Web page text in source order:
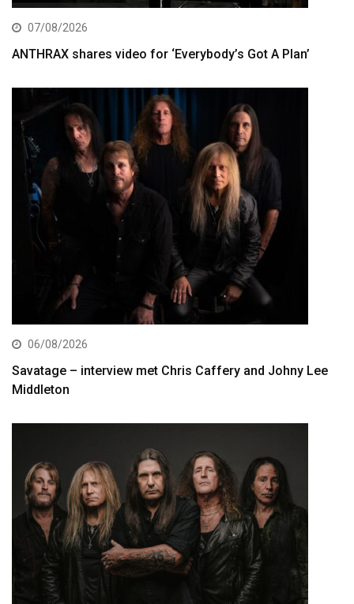
07/08/2026
ANTHRAX shares video for ‘Everybody’s Got A Plan’
06/08/2026
Savatage – interview met Chris Caffery and Johny Lee
Middleton